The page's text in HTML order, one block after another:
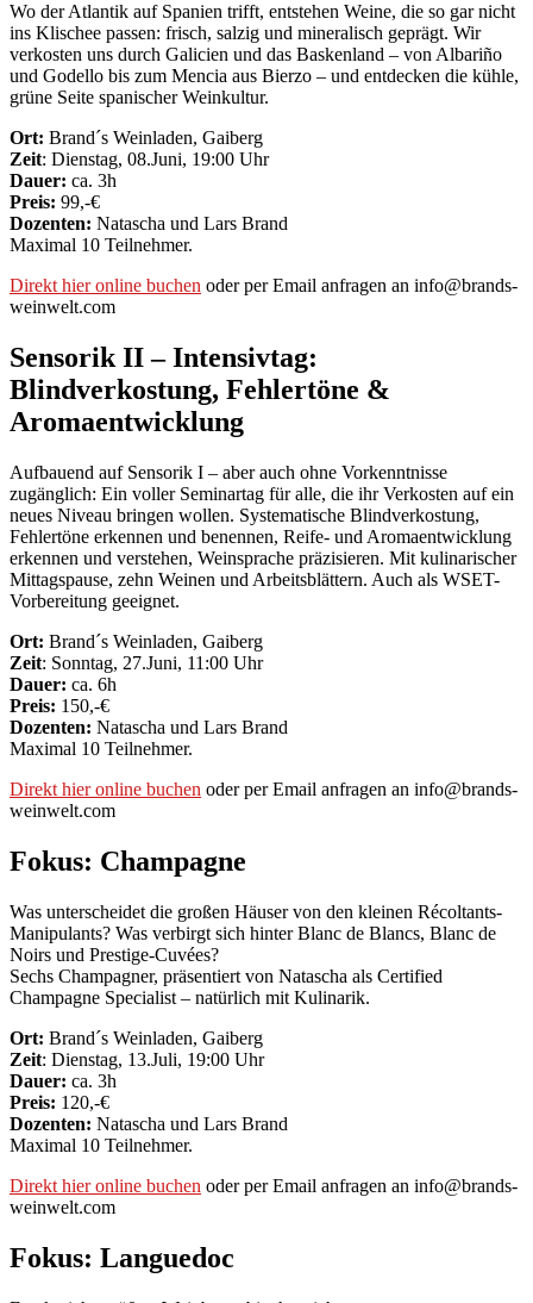
Wo der Atlantik auf Spanien trifft, entstehen Weine, die so gar nicht
ins Klischee passen: frisch, salzig und mineralisch geprägt. Wir
verkosten uns durch Galicien und das Baskenland – von Albariño
und Godello bis zum Mencia aus Bierzo – und entdecken die kühle,
grüne Seite spanischer Weinkultur.
Ort: Brand´s Weinladen, Gaiberg
Zeit: Dienstag, 08.Juni, 19:00 Uhr
Dauer: ca. 3h
Preis: 99,-€
Dozenten: Natascha und Lars Brand
Maximal 10 Teilnehmer.
Direkt hier online buchen oder per Email anfragen an info@brands-
weinwelt.com
Sensorik II – Intensivtag:
Blindverkostung, Fehlertöne &
Aromaentwicklung
Aufbauend auf Sensorik I – aber auch ohne Vorkenntnisse
zugänglich: Ein voller Seminartag für alle, die ihr Verkosten auf ein
neues Niveau bringen wollen. Systematische Blindverkostung,
Fehlertöne erkennen und benennen, Reife- und Aromaentwicklung
erkennen und verstehen, Weinsprache präzisieren. Mit kulinarischer
Mittagspause, zehn Weinen und Arbeitsblättern. Auch als WSET-
Vorbereitung geeignet.
Ort: Brand´s Weinladen, Gaiberg
Zeit: Sonntag, 27.Juni, 11:00 Uhr
Dauer: ca. 6h
Preis: 150,-€
Dozenten: Natascha und Lars Brand
Maximal 10 Teilnehmer.
Direkt hier online buchen oder per Email anfragen an info@brands-
weinwelt.com
Fokus: Champagne
Was unterscheidet die großen Häuser von den kleinen Récoltants-
Manipulants? Was verbirgt sich hinter Blanc de Blancs, Blanc de
Noirs und Prestige-Cuvées?
Sechs Champagner, präsentiert von Natascha als Certified
Champagne Specialist – natürlich mit Kulinarik.
Ort: Brand´s Weinladen, Gaiberg
Zeit: Dienstag, 13.Juli, 19:00 Uhr
Dauer: ca. 3h
Preis: 120,-€
Dozenten: Natascha und Lars Brand
Maximal 10 Teilnehmer.
Direkt hier online buchen oder per Email anfragen an info@brands-
weinwelt.com
Fokus: Languedoc